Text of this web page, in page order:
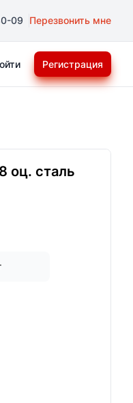
09 Перезвонить мне
Регистрация
оц. сталь